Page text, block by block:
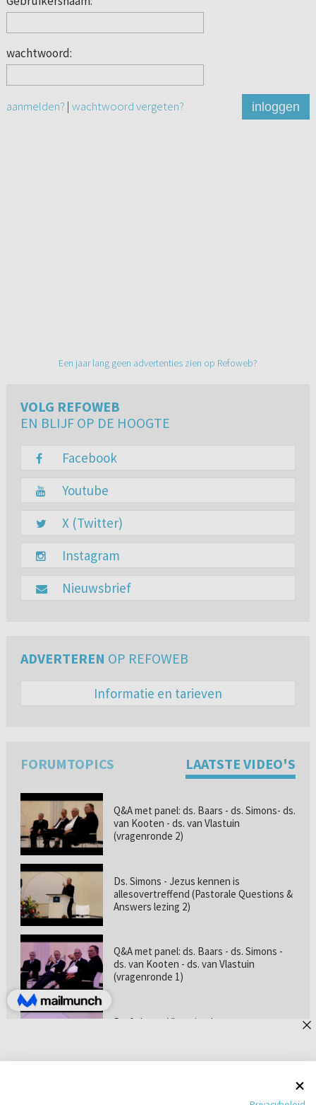
wachtwoord:
aanmelden? | wachtwoord vergeten? inloggen
Een jaar lang geen advertenties zien op Refoweb?
VOLG REFOWEB
EN BLIJF OP DE HOOGTE
Facebook
Youtube
X (Twitter)
Instagram
Nieuwsbrief
ADVERTEREN OP REFOWEB
Informatie en tarieven
FORUMTOPICS LAATSTE VIDEO'S
Q&A met panel: ds. Baars - ds. Simons- ds.
van Kooten - ds. van Vlastuin
(vragenronde 2)
Ds. Simons - Jezus kennen is
allesovertreffend (Pastorale Questions &
Answers lezing 2)
Q&A met panel: ds. Baars - ds. Simons -
ds. van Kooten - ds. van Vlastuin
(vragenronde 1)
Prof. dr. van Vlastuin - Is